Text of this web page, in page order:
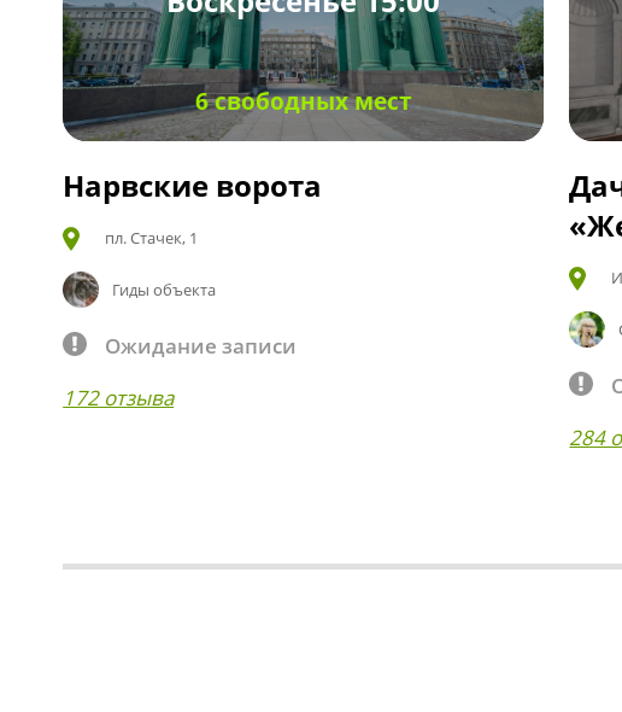
6 свободных мест
Нарвские ворота
пл. Стачек, 1
Гиды объекта
Ожидание записи
172 отзыва
284